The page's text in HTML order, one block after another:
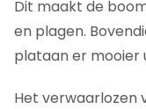
Dit maakt de
en plagen.
plataan er mooier
Het verwaarlozen